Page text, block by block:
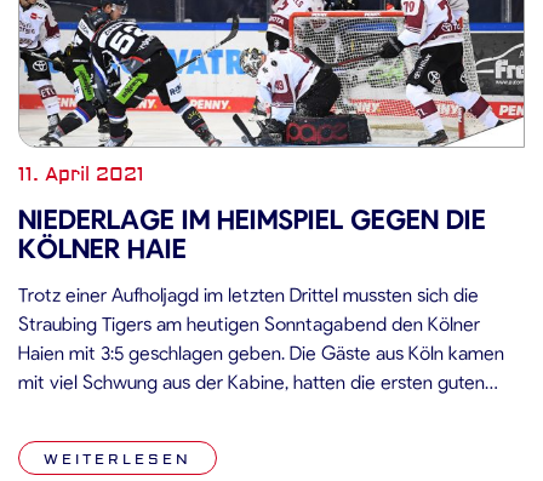
11. April 2021
NIEDERLAGE IM HEIMSPIEL GEGEN DIE
KÖLNER HAIE
Trotz einer Aufholjagd im letzten Drittel mussten sich die
Straubing Tigers am heutigen Sonntagabend den Kölner
Haien mit 3:5 geschlagen geben. Die Gäste aus Köln kamen
mit viel Schwung aus der Kabine, hatten die ersten guten
Straubinger Gehäuse bereits in den Anfangsminuten einige
Male. Doch die Defensive […]
WEITERLESEN